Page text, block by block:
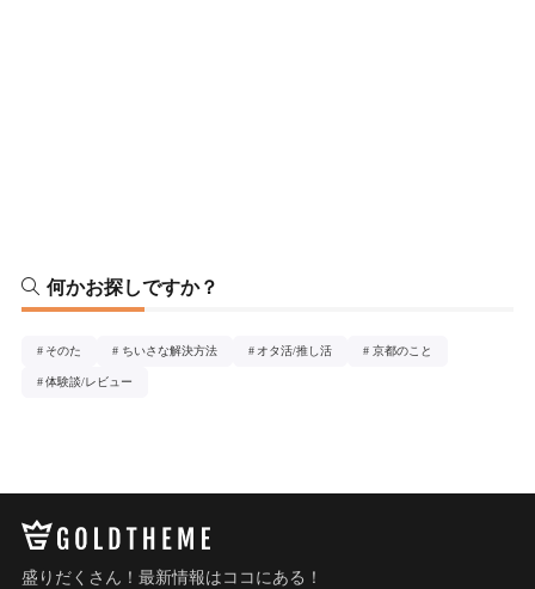
何かお探しですか？
そのた ちいさな解決方法 オタ活/推し活 京都のこと
体験談/レビュー
盛りだくさん！最新情報はココにある！